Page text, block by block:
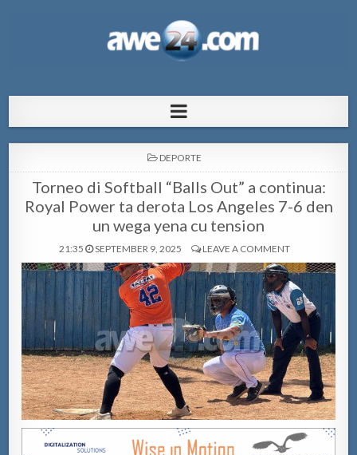
pa Aruba
POSTED
DEPORTE
Torneo di Softball “Balls Out” a continua:
Royal Power ta derota Los Angeles 7-6 den
un wega yena cu tension
21:35 SEPTEMBER 9, 2025 LEAVE A COMMENT